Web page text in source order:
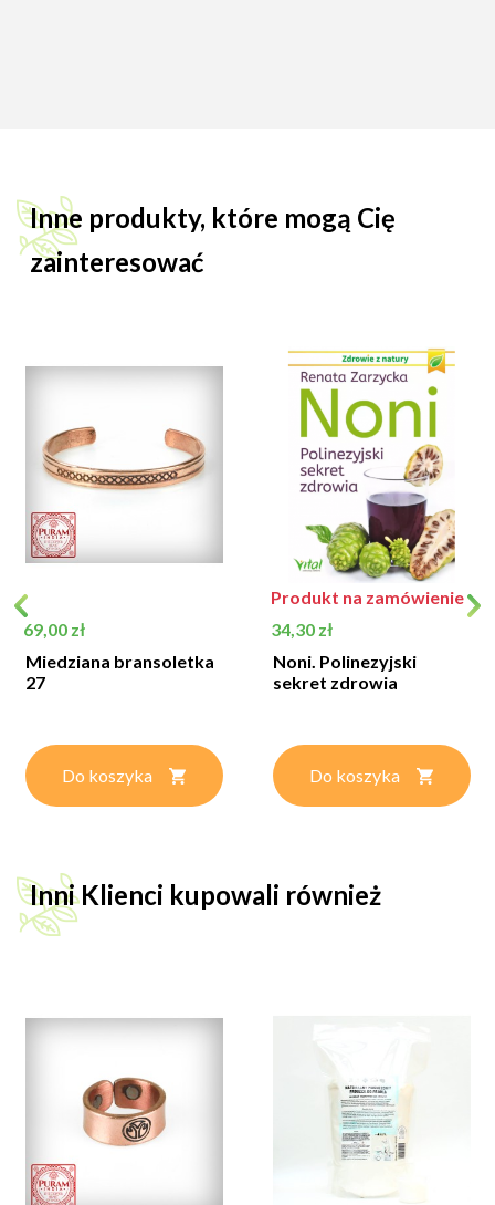
Inne produkty, które mogą Cię
zainteresować
Cena
69,00 zł
Miedziana bransoletka
27
Do koszyka
Produkt na zamówienie
Cena
34,30 zł
Noni. Polinezyjski
sekret zdrowia
Do koszyka
Inni Klienci kupowali również